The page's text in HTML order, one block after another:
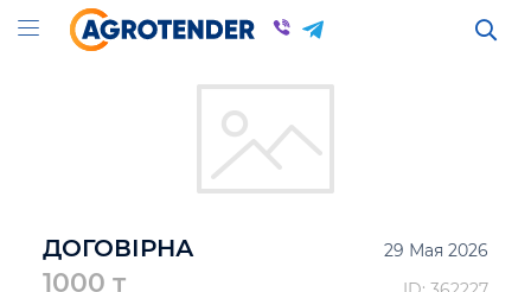
ДОГОВІРНА 29 Мая 2026
1000 т